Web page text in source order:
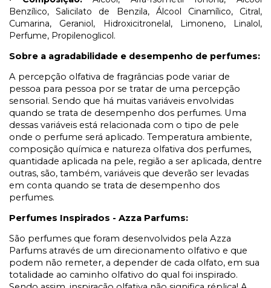
Benzílico, Salicilato de Benzila, Álcool Cinamílico, Citral,
Cumarina, Geraniol, Hidroxicitronelal, Limoneno, Linalol,
Perfume, Propilenoglicol.
Sobre a agradabilidade e desempenho de perfumes:
A percepção olfativa de fragrâncias pode variar de
pessoa para pessoa por se tratar de uma percepção
sensorial. Sendo que há muitas variáveis envolvidas
quando se trata de desempenho dos perfumes. Uma
dessas variáveis está relacionada com o tipo de pele
onde o perfume será aplicado. Temperatura ambiente,
composição química e natureza olfativa dos perfumes,
quantidade aplicada na pele, região a ser aplicada, dentre
outras, são, também, variáveis que deverão ser levadas
em conta quando se trata de desempenho dos
perfumes.
Perfumes Inspirados - Azza Parfums:
São perfumes que foram desenvolvidos pela Azza
Parfums através de um direcionamento olfativo e que
podem não remeter, a depender de cada olfato, em sua
totalidade ao caminho olfativo do qual foi inspirado.